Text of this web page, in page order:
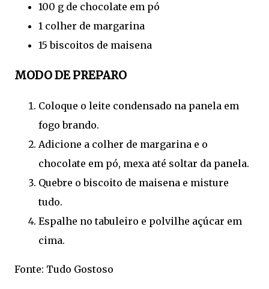
100 g de chocolate em pó
1 colher de margarina
15 biscoitos de maisena
MODO DE PREPARO
Coloque o leite condensado na panela em
fogo brando.
Adicione a colher de margarina e o
chocolate em pó, mexa até soltar da panela.
Quebre o biscoito de maisena e misture
tudo.
Espalhe no tabuleiro e polvilhe açúcar em
cima.
Fonte: Tudo Gostoso